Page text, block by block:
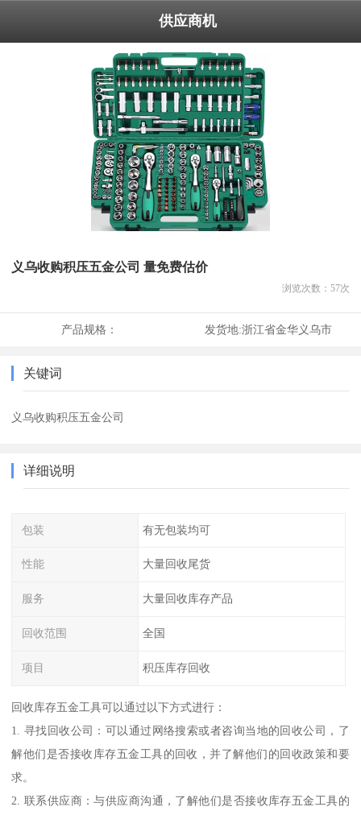
供应商机
义乌收购积压五金公司 量免费估价
浏览次数： 57次
产品规格： 发货地:浙江省金华义乌市
关键词
义乌收购积压五金公司
详细说明
包装 有无包装均可
性能 大量回收尾货
服务 大量回收库存产品
回收范围 全国
项目 积压库存回收
回收库存五金工具可以通过以下方式进行：
1. 寻找回收公司：可以通过网络搜索或者咨询当地的回收公司，了
解他们是否接收库存五金工具的回收，并了解他们的回收政策和要
求。
2. 联系供应商：与供应商沟通，了解他们是否接收库存五金工具的